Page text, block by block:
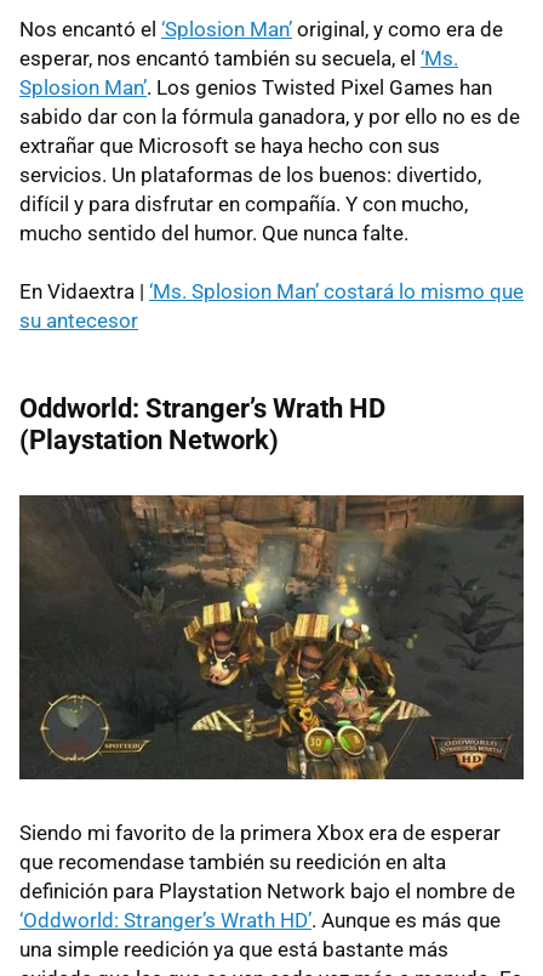
Nos encantó el ‘Splosion Man’ original, y como era de
esperar, nos encantó también su secuela, el ‘Ms.
Splosion Man’. Los genios Twisted Pixel Games han
sabido dar con la fórmula ganadora, y por ello no es de
extrañar que Microsoft se haya hecho con sus
servicios. Un plataformas de los buenos: divertido,
difícil y para disfrutar en compañía. Y con mucho,
mucho sentido del humor. Que nunca falte.
En Vidaextra | ‘Ms. Splosion Man’ costará lo mismo que
su antecesor
Oddworld: Stranger’s Wrath HD
(Playstation Network)
Siendo mi favorito de la primera Xbox era de esperar
que recomendase también su reedición en alta
definición para Playstation Network bajo el nombre de
‘Oddworld: Stranger’s Wrath HD’. Aunque es más que
una simple reedición ya que está bastante más